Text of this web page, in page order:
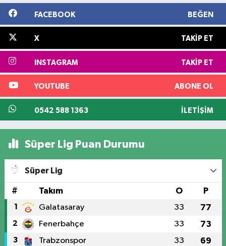
FACEBOOK BEĞEN
X TAKIP ET
INSTAGRAM TAKIP ET
YOUTUBE ABONE OL
0542 588 1363 İLETIŞIM
Süper Lig Puan Durumu
Süper Lig
# Takım O P
1 Galatasaray 33 77
2 Fenerbahçe 33 73
3 Trabzonspor 33 69